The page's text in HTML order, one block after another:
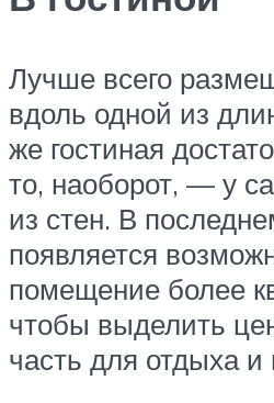
Лучше всего
вдоль одной из
же гостиная
то, наоборот, — у
из стен. В
появляется
помещение более
чтобы выделить
часть для отдыха и